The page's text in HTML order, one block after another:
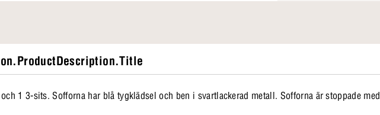
1 3-sits. Sofforna har blå tygklädsel och ben i svartlackerad metall. Sofforna är stoppade med